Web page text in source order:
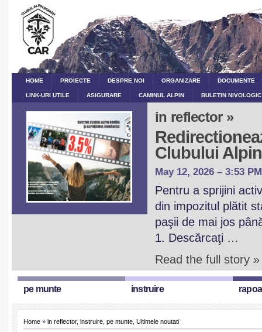
HOME PROIECTE DESPRE NOI ORGANIZARE DOCUMENTE
LINK-URI UTILE ASIGURARE CAMINUL ALPIN BULETIN
in reflector »
Clubului
May 12, 2026 – 3:53 PM
Pentru a sprijini
din impozitul plătit
paşii de mai jos
1. Descărcaţi …
Read the full story »
pe munte instruire
Home » in reflector, instruire pe munte Ultimele noutati